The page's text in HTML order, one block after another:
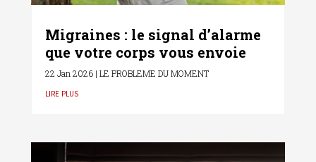
Migraines : le signal d’alarme
que votre corps vous envoie
22 Jan 2026| LE PROBLEME DU MOMENT
lire plus